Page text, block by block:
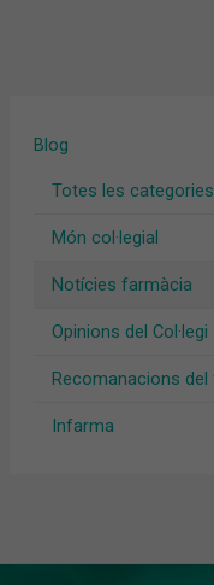
Blog
Totes les categories
Món col·legial
Notícies farmàcia
Opinions del Col·legi
Recomanacions
Infarma